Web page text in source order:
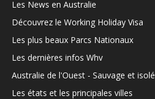
Les News en Australie
Découvrez le Working Holiday Visa
Les plus beaux Parcs Nationaux
Les dernières infos Whv
Australie de l'Ouest - Sauvage et isolé
Les états et les principales villes